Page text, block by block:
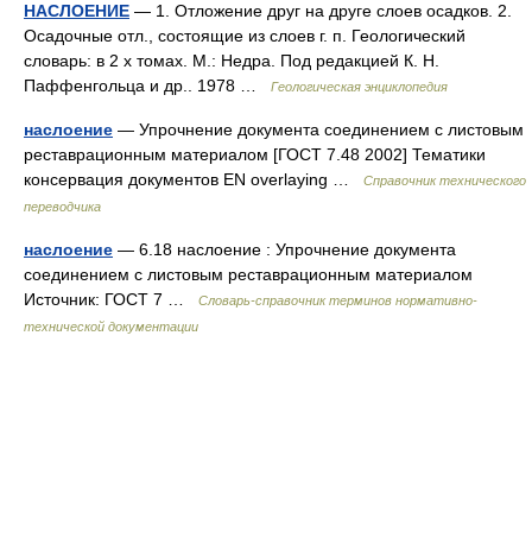
НАСЛОЕНИЕ — 1. Отложение друг на друге слоев осадков. 2.
Осадочные отл., состоящие из слоев г. п. Геологический
словарь: в 2 х томах. М.: Недра. Под редакцией К. Н.
Паффенгольца и др.. 1978 …
Геологическая энциклопедия
наслоение — Упрочнение документа соединением с листовым
реставрационным материалом [ГОСТ 7.48 2002] Тематики
консервация документов EN overlaying …
Справочник технического
переводчика
наслоение — 6.18 наслоение : Упрочнение документа
соединением с листовым реставрационным материалом
Источник: ГОСТ 7 …
Словарь-справочник терминов нормативно-
технической документации